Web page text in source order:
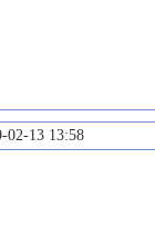
02-13 13:58